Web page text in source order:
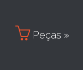
 Peças »